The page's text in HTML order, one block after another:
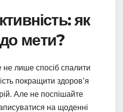
як
мети?
не лише спосіб спалити
покращити здоров’я
Але не поспішайте
на щоденні